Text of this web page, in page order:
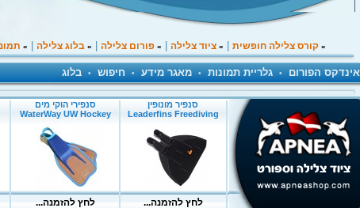
» קורס צלילה חופשית |
» ציוד צלילה |
» פורום צלילה |
» בלוג צלילה |
»
אינדקס הפורום • גלריית תמונות • מאגר מידע • חיפוש • בלוג